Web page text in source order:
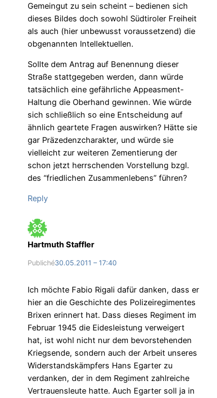
Gemeingut zu sein scheint – bedienen sich
dieses Bildes doch sowohl Südtiroler Freiheit
als auch (hier unbewusst voraussetzend) die
obgenannten Intellektuellen.
Sollte dem Antrag auf Benennung dieser
Straße stattgegeben werden, dann würde
tatsächlich eine gefährliche Appeasment-
Haltung die Oberhand gewinnen. Wie würde
sich schließlich so eine Entscheidung auf
ähnlich geartete Fragen auswirken? Hätte sie
gar Präzedenzcharakter, und würde sie
vielleicht zur weiteren Zementierung der
schon jetzt herrschenden Vorstellung bzgl.
des “friedlichen Zusammenlebens” führen?
Reply
Hartmuth Staffler
Publiché30.05.2011 – 17:40
Ich möchte Fabio Rigali dafür danken, dass er
hier an die Geschichte des Polizeiregimentes
Brixen erinnert hat. Dass dieses Regiment im
Februar 1945 die Eidesleistung verweigert
hat, ist wohl nicht nur dem bevorstehenden
Kriegsende, sondern auch der Arbeit unseres
Widerstandskämpfers Hans Egarter zu
verdanken, der in dem Regiment zahlreiche
Vertrauensleute hatte. Auch Egarter soll ja in